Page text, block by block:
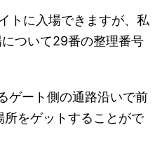
トに入場できますが、私
ついて29番の整理番号
ゲート側の通路沿いで前
をゲットすることがで